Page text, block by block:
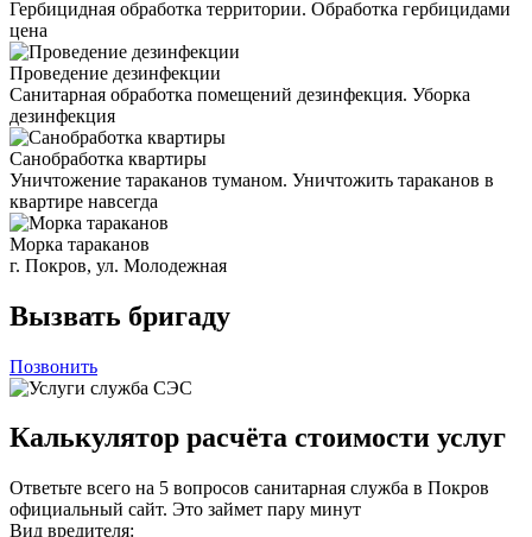
Гербицидная обработка территории. Обработка гербицидами
цена
Проведение дезинфекции
Санитарная обработка помещений дезинфекция. Уборка
дезинфекция
Санобработка квартиры
Уничтожение тараканов туманом. Уничтожить тараканов в
квартире навсегда
Морка тараканов
г. Покров, ул. Молодежная
Вызвать бригаду
Позвонить
Калькулятор расчёта стоимости услуг
Ответьте всего на 5 вопросов санитарная служба в Покров
официальный сайт. Это займет пару минут
Вид вредителя: